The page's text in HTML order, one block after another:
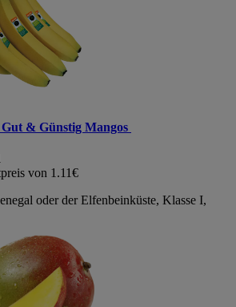
Gut & Günstig Mangos
von 1.11€
oder der Elfenbeinküste, Klasse I,